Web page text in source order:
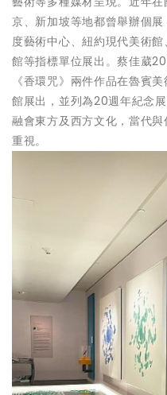
京、新加坡等地都曾舉辦個
度藝術中心、紐約現代美術
館等指標單位展出。蔡佳葳
《香環咒》兩件作品在魯賓
館展出，並列為20週年紀念
融會東方及西方文化，當代
重視。